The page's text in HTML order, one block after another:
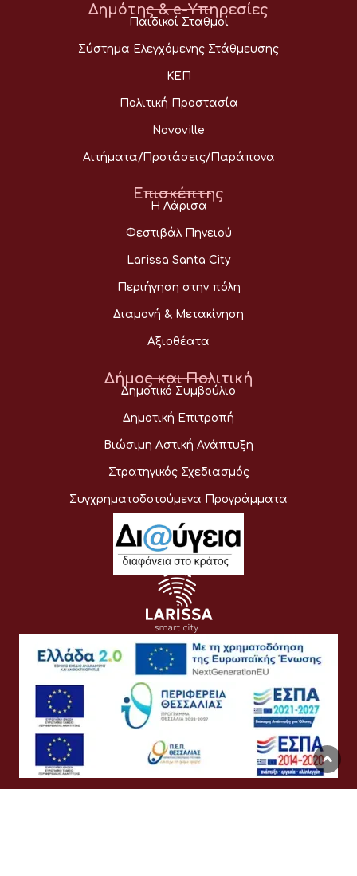
Δημότης & e-Υπηρεσίες
Παιδικοί Σταθμοί
Σύστημα Ελεγχόμενης Στάθμευσης
ΚΕΠ
Πολιτική Προστασία
Novoville
Αιτήματα/Προτάσεις/Παράπονα
Επισκέπτης
Η Λάρισα
Φεστιβάλ Πηνειού
Larissa Santa City
Περιήγηση στην πόλη
Διαμονή & Μετακίνηση
Αξιοθέατα
Δήμος και Πολιτική
Δημοτικό Συμβούλιο
Δημοτική Επιτροπή
Βιώσιμη Αστική Ανάπτυξη
Στρατηγικός Σχεδιασμός
Συγχρηματοδοτούμενα Προγράμματα